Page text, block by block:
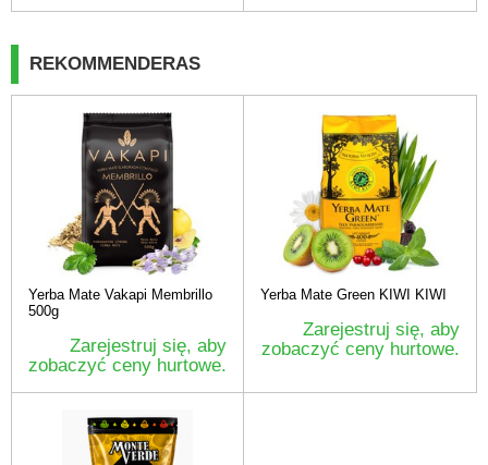
REKOMMENDERAS
Yerba Mate Vakapi Membrillo
500g
Zarejestruj się, aby
zobaczyć ceny hurtowe.
Yerba Mate Green KIWI KIWI
Zarejestruj się, aby
zobaczyć ceny hurtowe.